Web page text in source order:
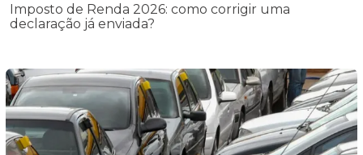
Imposto de Renda 2026: como corrigir uma
declaração já enviada?